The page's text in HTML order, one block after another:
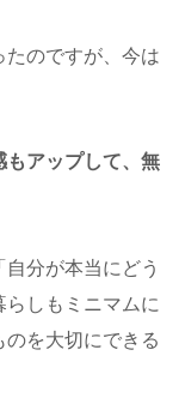
のですが、今は
もアップして、無
分が本当にどう
しもミニマムに
を大切にできる